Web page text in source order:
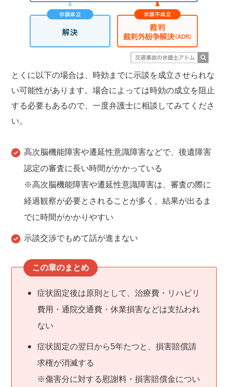
とくに以下の場合は、時効までに示談を成立させられな
い可能性があります。場合によっては時効の成立を阻止
する必要もあるので、一度弁護士に相談してみてくださ
い。
高次脳機能障害や遷延性意識障害などで、後遺障害
認定の審査に長い時間がかかっている
※高次脳機能障害や遷延性意識障害は、審査の際に
経過観察が必要とされることが多く、結果が出るま
でに時間がかかりやすい
示談交渉でもめて話が進まない
この章のまとめ
症状固定後は原則として、治療費・リハビリ
費用・通院交通費・休業損害などは支払われ
ない
症状固定の翌日から5年たつと、損害賠償請
求権が消滅する
※傷害分に対する慰謝料・損害賠償金につい